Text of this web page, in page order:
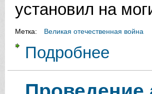
установил на
Метка: Великая отечественная война
Подробнее